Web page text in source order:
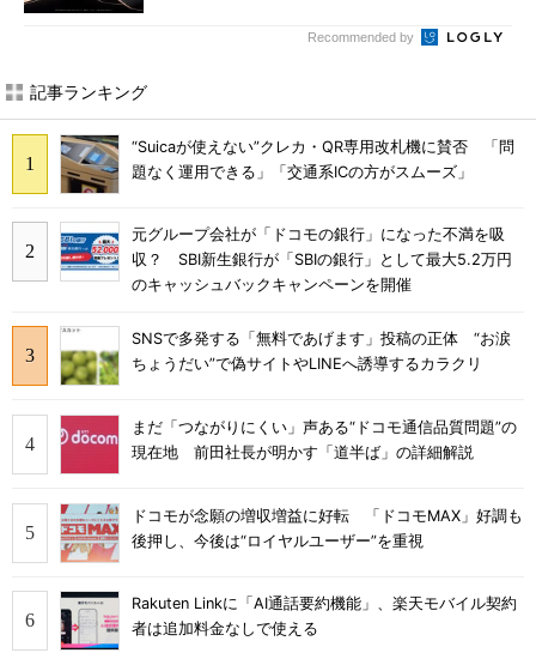
Recommended by
記事ランキング
“Suicaが使えない”クレカ・QR専用改札機に賛否 「問
題なく運用できる」「交通系ICの方がスムーズ」
元グループ会社が「ドコモの銀行」になった不満を吸
収？ SBI新生銀行が「SBIの銀行」として最大5.2万円
のキャッシュバックキャンペーンを開催
SNSで多発する「無料であげます」投稿の正体 “お涙
ちょうだい”で偽サイトやLINEへ誘導するカラクリ
まだ「つながりにくい」声ある“ドコモ通信品質問題”の
現在地 前田社長が明かす「道半ば」の詳細解説
ドコモが念願の増収増益に好転 「ドコモMAX」好調も
後押し、今後は“ロイヤルユーザー”を重視
Rakuten Linkに「AI通話要約機能」、楽天モバイル契約
者は追加料金なしで使える